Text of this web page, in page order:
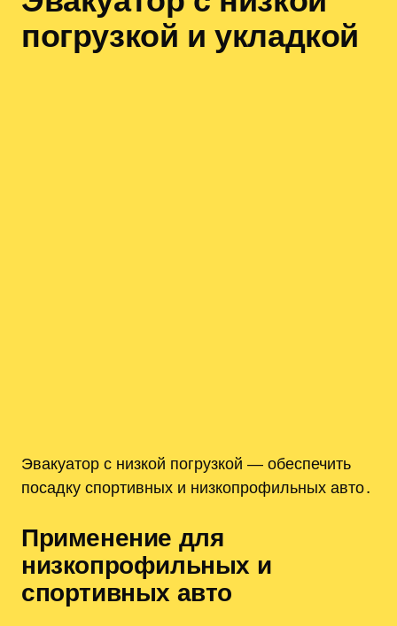
погрузкой и укладкой
Эвакуатор с низкой погрузкой — обеспечить
посадку спортивных и низкопрофильных авто․
Применение для
низкопрофильных и
спортивных авто